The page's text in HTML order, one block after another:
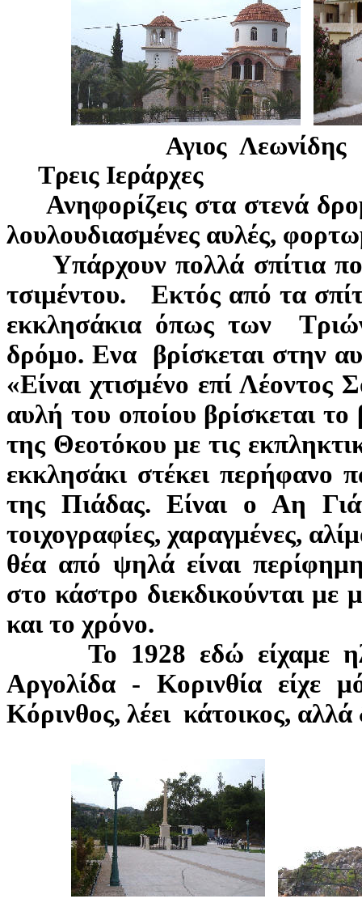
Τρεις Ιεράρχες
Ανηφορίζεις στα στενά
λουλουδιασμένες αυλές,
Υπάρχουν πολλά σπίτια
τσιμέντου. Εκτός από τα
εκκλησάκια όπως των
δρόμο. Eνα βρίσκεται στην
«Είναι χτισμένο επί
αυλή του οποίου βρίσκεται
της Θεοτόκου με τις
εκκλησάκι στέκει περήφανο
της Πιάδας. Είναι ο Αη
τοιχογραφίες, χαραγμένες,
θέα από ψηλά είναι
στο κάστρο διεκδικούνται με
και το χρόνο.
Το 1928 εδώ είχαμε
Αργολίδα - Κορινθία είχε
Κόρινθος, λέει κάτοικος, αλλά